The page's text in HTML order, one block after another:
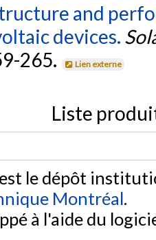
and
devices.
265. Lien externe
Liste
le dépôt
Montréal.
à l'aide du